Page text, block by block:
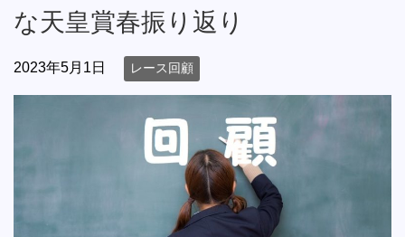
な天皇賞春振り返り
2023年5月1日 レース回顧